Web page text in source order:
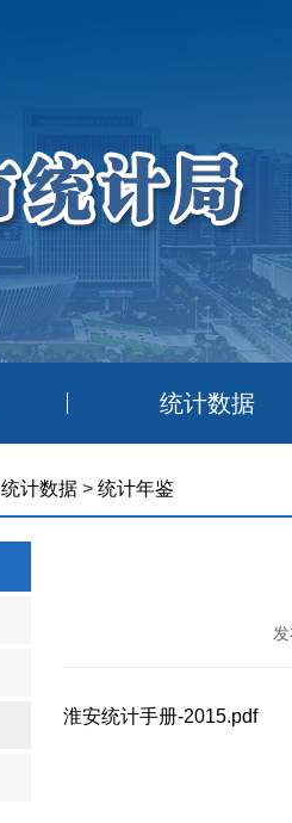
统计数据
统计数据 > 统计年鉴
淮安统计手册-2015.pdf